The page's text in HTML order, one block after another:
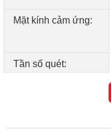
Hiệu năng ổn định với
Sản phẩm sử dụng
bộ nhớ trong 128GB,
phim, dùng mạng xã
trợ thẻ nhớ MicroSD
Mặt kính cảm ứng:
Tần số quét: